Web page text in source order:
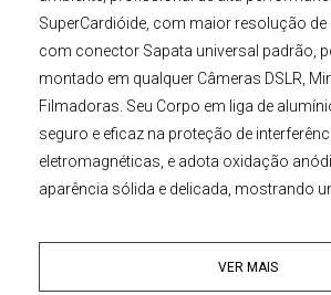
SuperCardióide, com maior resolução de
com conector Sapata universal padrão,
montado em qualquer Câmeras DSLR,
Filmadoras . Seu Corpo em liga de
seguro e eficaz na proteção de
eletromagnéticas, e adota oxidação
aparência sólida e delicada, mostrando
3.5mm para todas Câmeras e
cardióide, para maior resolução e
VER MAIS